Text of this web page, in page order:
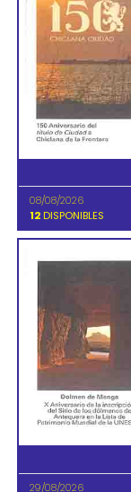
08/08/2026
12 DISPONIBLES
29/08/2026